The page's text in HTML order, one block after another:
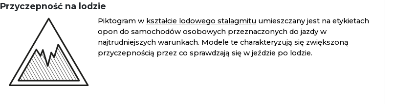
Przyczepność na lodzie
Piktogram w kształcie lodowego stalagmitu umieszczany jest na etykietach
opon do samochodów osobowych przeznaczonych do jazdy w
najtrudniejszych warunkach. Modele te charakteryzują się zwiększoną
przyczepnością przez co sprawdzają się w jeździe po lodzie.